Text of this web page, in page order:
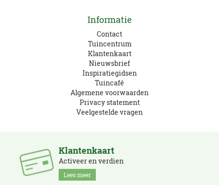
Informatie
Contact
Tuincentrum
Klantenkaart
Nieuwsbrief
Inspiratiegidsen
Tuincafé
Algemene voorwaarden
Privacy statement
Veelgestelde vragen
Klantenkaart
Activeer en verdien
Lees meer